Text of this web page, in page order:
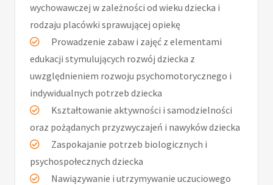
wychowawczej w zależności od wieku dziecka i
rodzaju placówki sprawującej opiekę
Prowadzenie zabaw i zajęć z elementami
edukacji stymulujących rozwój dziecka z
uwzględnieniem rozwoju psychomotorycznego i
indywidualnych potrzeb dziecka
Kształtowanie aktywności i samodzielności
oraz pożądanych przyzwyczajeń i nawyków dziecka
Zaspokajanie potrzeb biologicznych i
psychospołecznych dziecka
Nawiązywanie i utrzymywanie uczuciowego